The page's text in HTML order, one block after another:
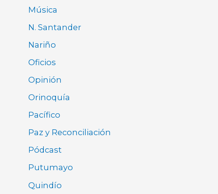
Música
N. Santander
Nariño
Oficios
Opinión
Orinoquía
Pacífico
Paz y Reconciliación
Pódcast
Putumayo
Quindío